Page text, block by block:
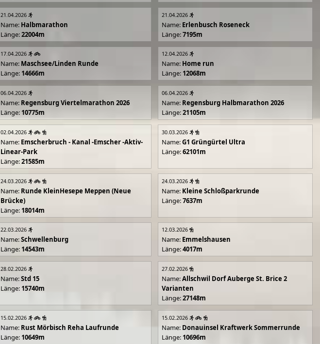
21.04.2026
Name: Halbmarathon
Länge:22004m
21.04.2026
Name: Erlenbusch Roseneck
Länge:7195m
17.04.2026
Name: Maschsee/Linden Runde
Länge: 14666m
12.04.2026
Name: Home run
Länge: 12068m
06.04.2026
Name: Regensburg Viertelmarathon 2026
Länge: 10775m
06.04.2026
Name: Regensburg Halbmarathon 2026
Länge:21105m
02.04.2026
Name: Emscherbruch - Kanal -Emscher -Aktiv-
Linear-Park
Länge:21585m
30.03.2026
Name:G1 Grüngürtel Ultra
Länge:62101m
24.03.2026
Name: Runde KleinHesepe Meppen (Neue
Brücke)
Länge: 18014m
24.03.2026
Name: Kleine Schloßparkrunde
Länge:7637m
22.03.2026
Name:Schwellenburg
Länge: 14543m
12.03.2026
Name: Emmelshausen
Länge:4017m
28.02.2026
Name:Std 15
Länge: 15740m
27.02.2026
Name:Allschwil Dorf Auberge St. Brice 2
Varianten
Länge:27148m
15.02.2026
Name: Rust Mörbisch Reha Laufrunde
Länge: 10649m
15.02.2026
Name: Donauinsel Kraftwerk Sommerrunde
Länge: 10696m